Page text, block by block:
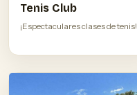
Tenis Club
¡Espectaculares clases de tenis!